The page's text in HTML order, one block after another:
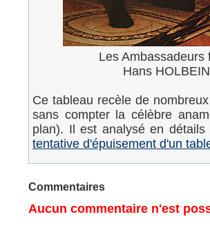
Les Ambassadeurs
Hans
Ce tableau recèle de
sans compter la célèbre
plan). Il est analysé en
tentative d'épuisement d'un
Commentaires
Aucun commentaire n'est